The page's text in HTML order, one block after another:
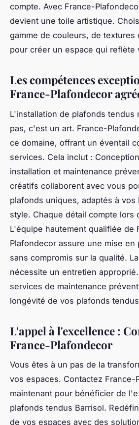
compte. Avec France-
devient une toile artistique.
gamme de couleurs, de textures
pour créer un espace qui reflète
Les compétences
France-Plafondecor
L'installation de plafonds tendus
pas, c'est un art. France-
ce domaine, offrant un éventail
services. Cela inclut :
installation et maintenance
créatifs collaborent avec vous
plafonds uniques, adaptés à vos
style. Chaque détail compte lors
L'équipe hautement qualifiée de
Plafondecor assure une mise en
sans compromis sur la qualité.
nécessite un entretien
services de maintenance
longévité de vos plafonds
L'appel à l'excellence :
France-Plafondecor
Vous êtes à un pas de la
vos espaces. Contactez France-
maintenant pour bénéficier de
plafonds tendus Barrisol.
de vos espaces avec des